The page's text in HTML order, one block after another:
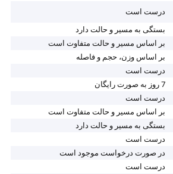
درست است
بستگی به مسیر و حالت دارد
بر اساس مسیر و حالت متفاوت است
بر اساس وزن، حجم و فاصله
درست است
7 روز به صورت رایگان
درست است
بر اساس مسیر و حالت متفاوت است
بستگی به مسیر و حالت دارد
درست است
در صورت درخواست موجود است
درست است